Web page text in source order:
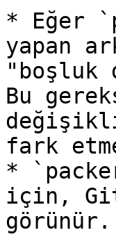
* Eğer
yapan
"boşluk
Bu
fark
*
için, Git
görünür.